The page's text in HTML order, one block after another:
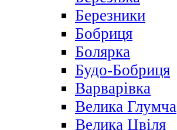
Березники
Бобриця
Болярка
Будо-Бобриця
Варварівка
Велика Глумча
Велика Цвіля